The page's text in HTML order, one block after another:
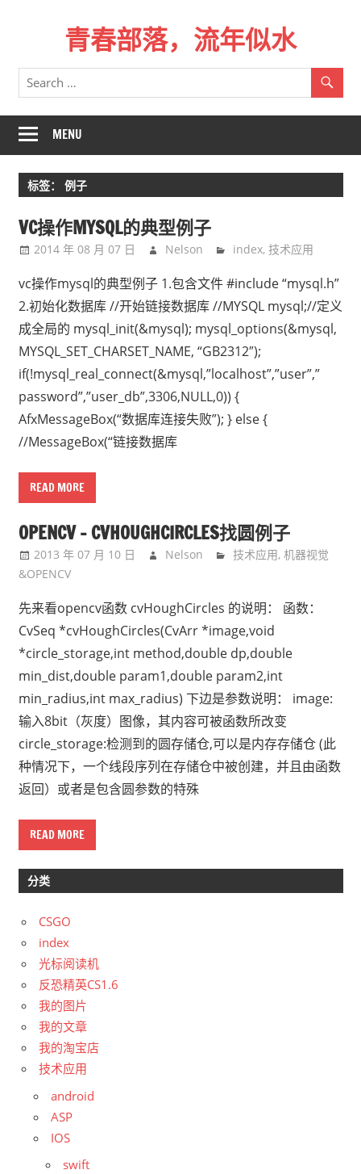
青春部落，流年似水
青
春
一
场
远
行，
总
记
不
起
来
时
的
路。
MENU
标签： 例子
VC操作MYSQL的典型例子
2014 年 08 月 07 日 Nelson index,技术应用
vc操作mysql的典型例子 1.包含文件 #include “mysql.h”
2.初始化数据库 //开始链接数据库 //MYSQL mysql;//定义
成全局的 mysql_init(&mysql); mysql_options(&mysql,
MYSQL_SET_CHARSET_NAME, “GB2312″);
if(!mysql_real_connect(&mysql,”localhost”,”user”,”
password”,”user_db”,3306,NULL,0)) {
AfxMessageBox(“数据库连接失败”); } else {
//MessageBox(“链接数据库
READ MORE
OPENCV – CVHOUGHCIRCLES找圆例子
2013 年 07 月 10 日 Nelson 技术应用,机器视觉
&OPENCV
先来看opencv函数 cvHoughCircles 的说明： 函数：
CvSeq *cvHoughCircles(CvArr *image,void
*circle_storage,int method,double dp,double
min_dist,double param1,double param2,int
min_radius,int max_radius) 下边是参数说明： image:
输入8bit（灰度）图像，其内容可被函数所改变
circle_storage:检测到的圆存储仓,可以是内存存储仓 (此
种情况下，一个线段序列在存储仓中被创建，并且由函数
返回）或者是包含圆参数的特殊
READ MORE
分类
CSGO
index
光标阅读机
反恐精英CS1.6
我的图片
我的文章
我的淘宝店
技术应用
android
ASP
IOS
swift